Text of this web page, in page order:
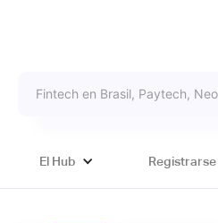
El Hub Registrarse